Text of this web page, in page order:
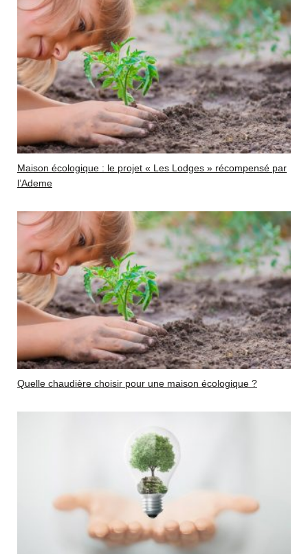
Maison écologique : le projet « Les Lodges » récompensé par
l’Ademe
Quelle chaudière choisir pour une maison écologique ?